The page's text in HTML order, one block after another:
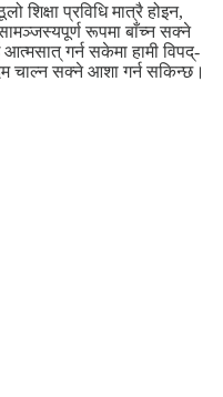
शिक्षा प्रविधि मात्रै होइन,
रूपमा बाँच्न सक्ने
गर्न सकेमा हामी विपद्-
चाल्न सक्ने आशा गर्न सकिन्छ।